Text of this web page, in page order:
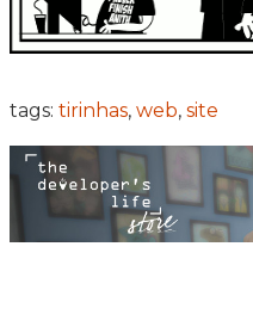
tags: tirinhas, web, site